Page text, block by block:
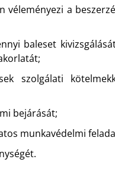
véleményezi a
baleset
szolgálati
bejárását;
munkavédelmi